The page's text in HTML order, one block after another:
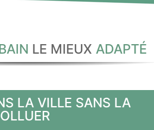
LE MIEUX ADAPTÉ
LA VILLE SANS LA